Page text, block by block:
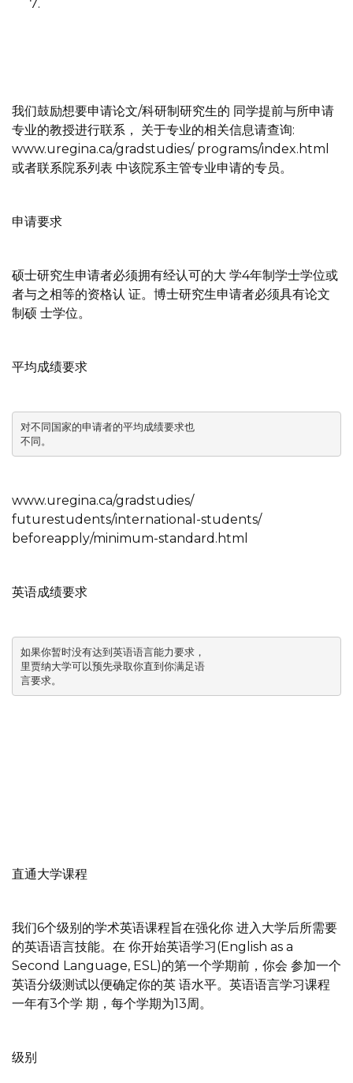
我们鼓励想要申请论文/科研制研究生的 同学提前与所申请
专业的教授进行联系， 关于专业的相关信息请查询:
www.uregina.ca/gradstudies/ programs/index.html
或者联系院系列表 中该院系主管专业申请的专员。
申请要求
硕士研究生申请者必须拥有经认可的大 学4年制学士学位或
者与之相等的资格认 证。博士研究生申请者必须具有论文
制硕 士学位。
平均成绩要求
对不同国家的申请者的平均成绩要求也
不同。
www.uregina.ca/gradstudies/
futurestudents/international-students/
beforeapply/minimum-standard.html
英语成绩要求
如果你暂时没有达到英语语言能力要求，
里贾纳大学可以预先录取你直到你满足语
言要求。
直通大学课程
我们6个级别的学术英语课程旨在强化你 进入大学后所需要
的英语语言技能。在 你开始英语学习(English as a
Second Language, ESL)的第一个学期前，你会 参加一个
英语分级测试以便确定你的英 语水平。英语语言学习课程
一年有3个学 期，每个学期为13周。
级别